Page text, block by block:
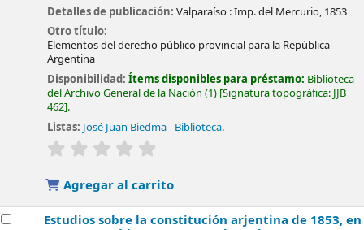
Detalles de publicación:Valparaíso :Imp. del Mercurio, 1853
Otro título:
Elementos del derecho público provincial para la República
Argentina
Disponibilidad:Ítems disponibles para préstamo: Biblioteca
del Archivo General de la Nación (1) Signatura topográfica: JJB
462 .
Listas: José Juan Biedma - Biblioteca.
valoración
Agregar al carrito
Estudios sobre la constitución arjentina de 1853, en